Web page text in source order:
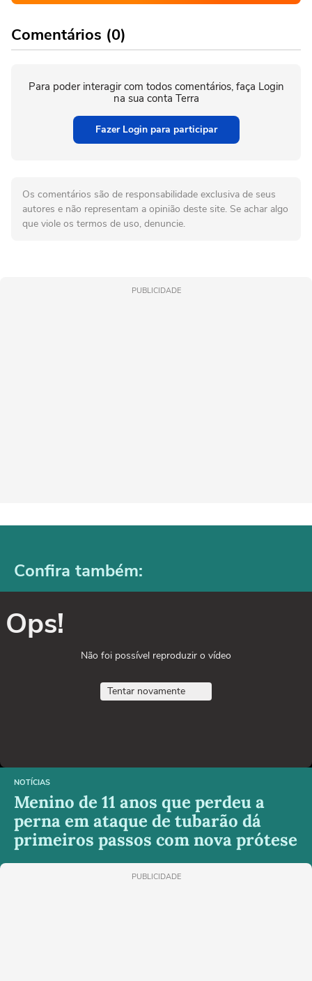
Comentários (0)
Para poder interagir com todos comentários, faça Login
na sua conta Terra
Fazer Login para participar
Os comentários são de responsabilidade exclusiva de seus
autores e não representam a opinião deste site. Se achar algo
que viole os termos de uso, denuncie.
PUBLICIDADE
Confira também:
Ops!
Não foi possível reproduzir o vídeo
Tentar novamente
NOTÍCIAS
Menino de 11 anos que perdeu a
perna em ataque de tubarão dá
primeiros passos com nova prótese
PUBLICIDADE